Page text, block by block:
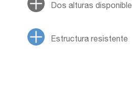
Dos alturas
Estructura resistente